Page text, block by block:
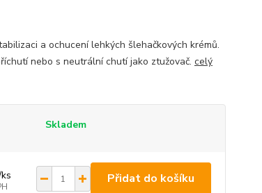
a ochucení lehkých šlehačkových krémů.
nebo s neutrální chutí jako ztužovač. celý
Skladem
ks Přidat do košíku